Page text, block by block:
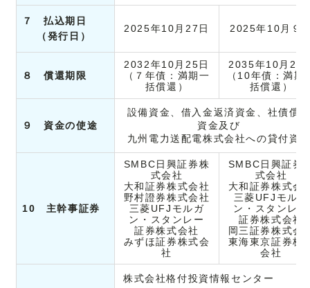
７ 払込期日
（発行日）
2025年10月27日 2025年10月９
８ 償還期限
2032年10月25日
（７年債：満期一
括償還）
2035年10月25
（10年債：満期
括償還）
９ 資金の使途
設備資金、借入金返済資金、社債償
資金及び
九州電力送配電株式会社への貸付資
10 主幹事証券
SMBC日興証券株
式会社
大和証券株式会社
野村證券株式会社
三菱UFJモルガ
ン・スタンレー
証券株式会社
みずほ証券株式会
社
SMBC日興証券
式会社
大和証券株式会
三菱UFJモルガ
ン・スタンレー
証券株式会社
岡三証券株式会
東海東京証券株
会社
株式会社格付投資情報センター